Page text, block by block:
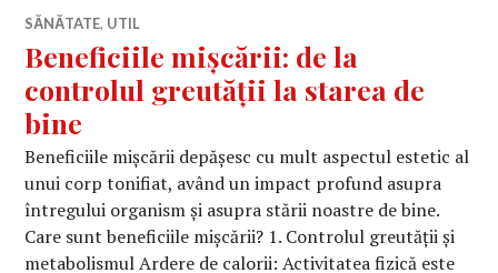
SĂNĂTATE, UTIL
Beneficiile mișcării: de la
controlul greutății la starea de
bine
Beneficiile mișcării depășesc cu mult aspectul estetic al
unui corp tonifiat, având un impact profund asupra
întregului organism și asupra stării noastre de bine.
Care sunt beneficiile mișcării? 1. Controlul greutății și
metabolismul Ardere de calorii: Activitatea fizică este